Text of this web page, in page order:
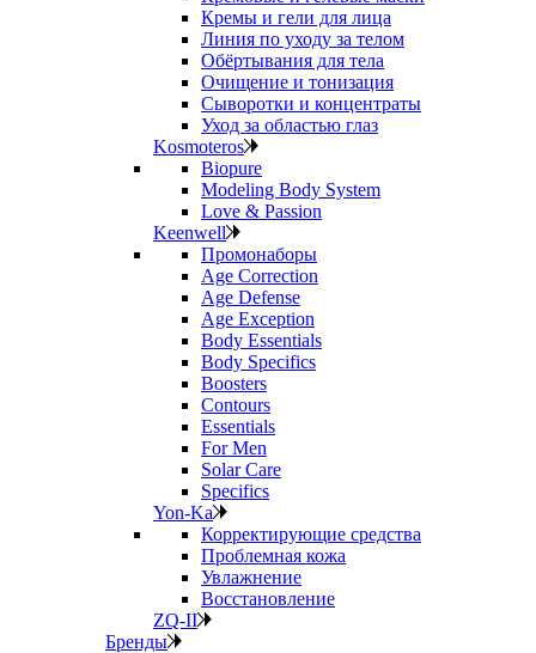
Кремы и гели для лица
Линия по уходу за телом
Обёртывания для тела
Очищение и тонизация
Сыворотки и концентраты
Уход за областью глаз
Kosmoteros
Biopure
Modeling Body System
Love & Passion
Keenwell
Промонаборы
Age Correction
Age Defense
Age Exception
Body Essentials
Body Specifics
Boosters
Contours
Essentials
For Men
Solar Care
Specifics
Yon-Ka
Корректирующие средства
Проблемная кожа
Увлажнение
Восстановление
ZQ-II
Бренды